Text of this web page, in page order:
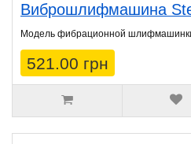
Виброшлифмашина
Модель фибрационной
521.00 грн